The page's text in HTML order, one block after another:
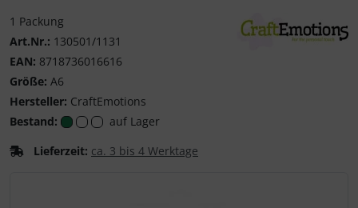
1 Packung
Art.Nr.: 130501/1131
EAN: 8718736016616
Größe: A6
Hersteller: CraftEmotions
Bestand:
auf Lager
Lieferzeit: ca. 3 bis 4 Werktage